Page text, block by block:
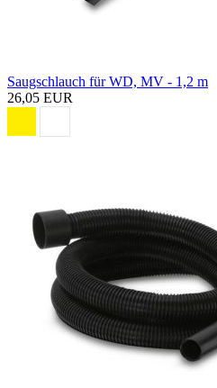
Saugschlauch für WD, MV - 1,2 m
26,05 EUR